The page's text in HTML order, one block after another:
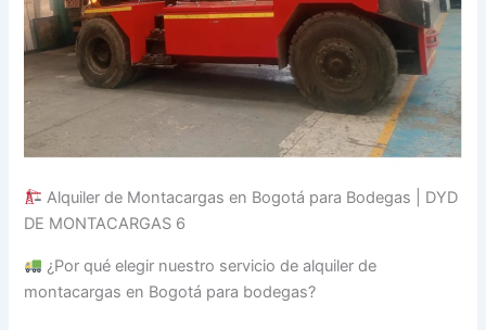
Alquiler de Montacargas en Bogotá para Bodegas | DYD
DE MONTACARGAS 6
¿Por qué elegir nuestro servicio de alquiler de
montacargas en Bogotá para bodegas?